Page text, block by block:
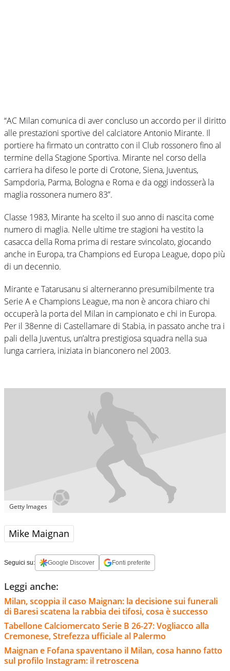
“AC Milan comunica di aver concluso un accordo per il diritto
alle prestazioni sportive del calciatore Antonio Mirante. Il
portiere ha firmato un contratto con il Club rossonero fino al
termine della Stagione Sportiva. Mirante nel corso della
carriera ha difeso le porte di Crotone, Siena, Juventus,
Sampdoria, Parma, Bologna e Roma e da oggi indosserà la
maglia rossonera numero 83”.
Classe 1983, Mirante ha scelto il suo anno di nascita come
numero di maglia. Nelle ultime tre stagioni ha vestito la
casacca della Roma prima di restare svincolato, giocando
anche in Europa, tra Champions ed Europa League, dopo più
di un decennio.
Mirante e Tatarusanu si alterneranno presumibilmente tra
Serie A e Champions League, ma non è ancora chiaro chi
occuperà la porta del Milan in campionato e chi in Europa.
Per il 38enne di Castellamare di Stabia, in passato anche tra i
pali della Juventus, un’altra prestigiosa squadra nella sua
lunga carriera, iniziata in bianconero nel 2003.
Getty Images
Mike Maignan
Seguici su: Google Discover Fonti preferite
Leggi anche:
Milan, scoppia il caso Maignan: la decisione sui funerali
di Baresi scatena la rabbia dei tifosi, cosa è successo
Tabellone Calciomercato Serie B 26-27: Vogliacco alla
Cremonese, Strefezza ufficiale al Palermo
Maignan e Fofana spaventano il Milan, cosa hanno fatto
sul profilo Instagram: il retroscena